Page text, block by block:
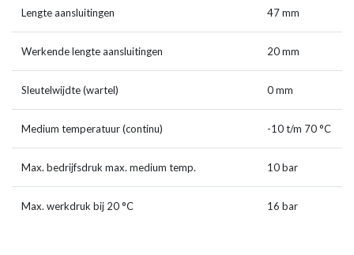
Lengte aansluitingen 47 mm
Werkende lengte aansluitingen 20 mm
Sleutelwijdte (wartel) 0 mm
Medium temperatuur (continu) -10 t/m 70 °C
Max. bedrijfsdruk max. medium temp. 10 bar
Max. werkdruk bij 20 °C 16 bar